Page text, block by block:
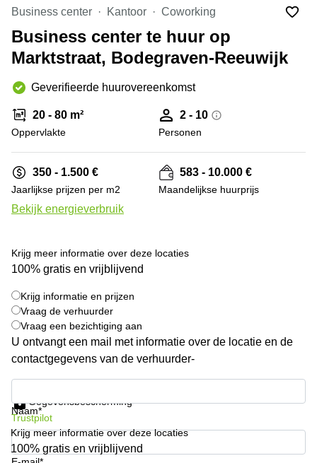
Hengelo
Hilversum
Hoofddorp
Deventer
Rotterdam
Tiel
Zwolle
Amsterdam
Westpoort
Bodegraven-
Reeuwijk
Business
center
Arnhem
Business
Amsterdam
Westpoort
Business
center
Hilversum
Business
center
Coworking
space
Breda
Coworking
Arnhem
Kantoorruimte
in Arnhem
space
Hilversum
Coworking
space
Business center Kantoor Coworking
Business center te huur op
Marktstraat, Bodegraven-Reeuwijk
Geverifieerde huurovereenkomst
20 - 80 m²
Oppervlakte
2 - 10
Personen
350 - 1.500 €
Jaarlijkse prijzen per m2
Bekijk energieverbruik
583 - 10.000 €
Maandelijkse huurprijs
Krijg meer informatie over deze locaties
100% gratis en vrijblijvend
Krijg informatie en prijzen
Vraag de verhuurder
Vraag een bezichtiging aan
U ontvangt een mail met informatie over de locatie en de
contactgegevens van de verhuurder-
Naam*
Gegevensbescherming
Trustpilot
Krijg meer informatie over deze locaties
100% gratis en vrijblijvend